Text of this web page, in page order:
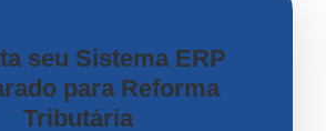
seu Sistema ERP
para Reforma
Tributária